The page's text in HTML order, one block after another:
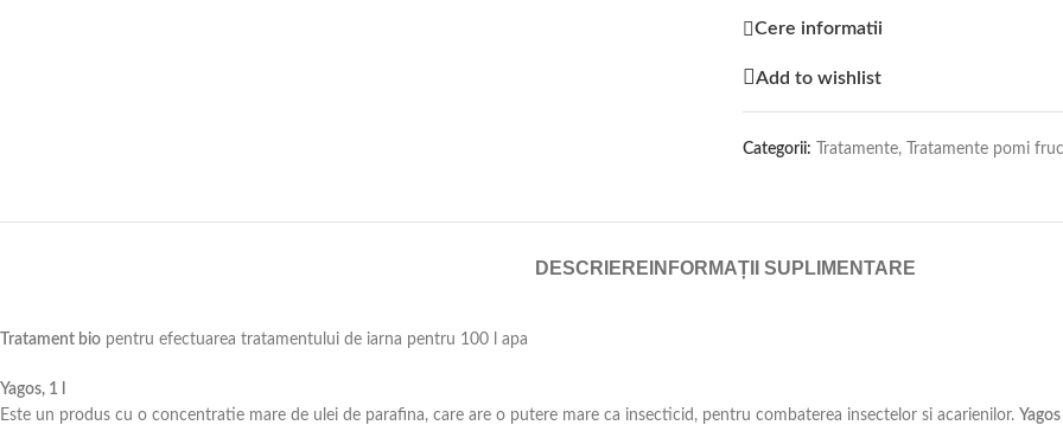
Cere informatii
Add to wishlist
Categorii: Tratamente, Tratamente pomi
DESCRIERE INFORMAȚII SUPLIMENTARE
Tratament bio pentru efectuarea tratamentului de iarna pentru 100 l apa
Yagos, 1 l
Este un produs cu o concentratie mare de ulei de parafina, care are o putere mare ca insecticid, pentru combaterea insectelor si acarienilor. Yagos